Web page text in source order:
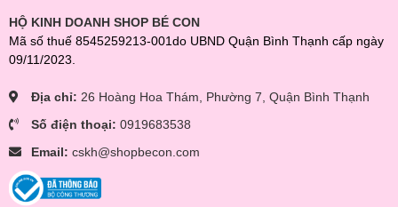
HỘ KINH DOANH SHOP BÉ CON
Mã số thuế 8545259213-001do UBND Quận Bình Thạnh cấp ngày
09/11/2023.
Địa chỉ: 26 Hoàng Hoa Thám, Phường 7, Quận Bình Thạnh
Số điện thoại: 0919683538
Email: cskh@shopbecon.com